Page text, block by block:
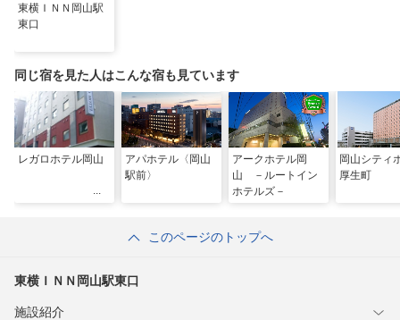
東横ＩＮＮ岡山駅
東口
同じ宿を見た人はこんな宿も見ています
レガロホテル岡山
アパホテル〈岡山
駅前〉
アークホテル岡
山 －ルートイン
ホテルズ－
岡山シティ
厚生町
このページのトップへ
東横ＩＮＮ岡山駅東口
施設紹介